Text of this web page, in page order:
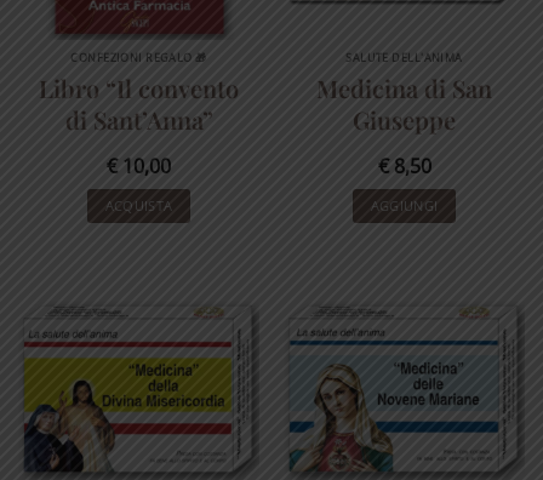
CONFEZIONI REGALO 🎁
Libro “Il convento
di Sant’Anna”
€10,00
ACQUISTA
SALUTE DELL'ANIMA
Medicina di San
Giuseppe
€8,50
AGGIUNGI